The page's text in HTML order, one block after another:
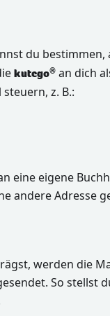
du
kutego® an dich
z. B.:
eine eigene
andere Adresse
werden die
So stellst